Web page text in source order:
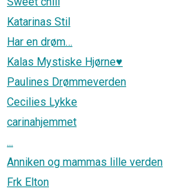
Katarinas Stil
Har en drøm…
Kalas Mystiske Hjørne♥
Paulines Drømmeverden
Cecilies Lykke
carinahjemmet
...
Anniken og mammas lille verden
Frk Elton